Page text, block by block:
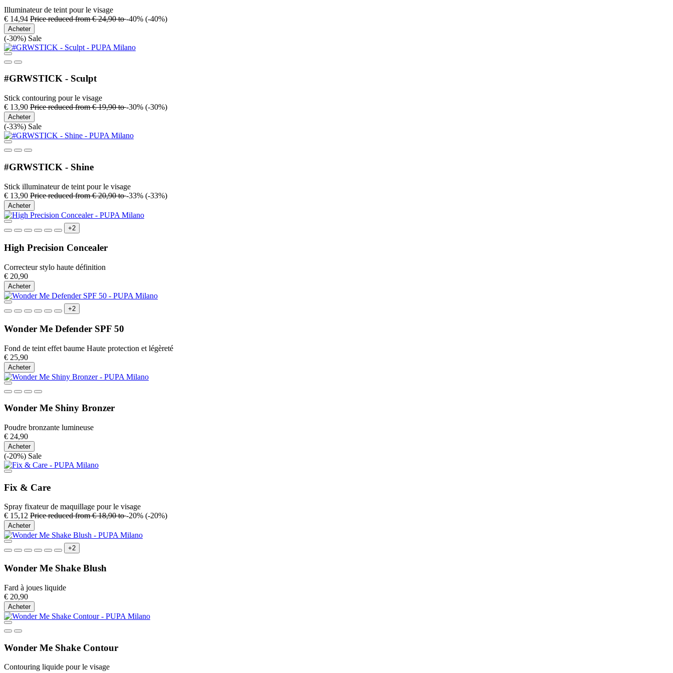
Illuminateur de teint pour le visage
€ 14,94 Price reduced from€ 24,90to-40% (-40%)
Acheter
(-30%) Sale
#GRWSTICK - Sculpt
Stick contouring pour le visage
€ 13,90 Price reduced from€ 19,90to-30% (-30%)
Acheter
(-33%) Sale
#GRWSTICK - Shine
Stick illuminateur de teint pour le visage
€ 13,90 Price reduced from€ 20,90to-33% (-33%)
Acheter
+2
High Precision Concealer
Correcteur stylo haute définition
€ 20,90
Acheter
+2
Wonder Me Defender SPF 50
Fond de teint effet baume Haute protection et légèreté
€ 25,90
Acheter
Wonder Me Shiny Bronzer
Poudre bronzante lumineuse
€ 24,90
Acheter
(-20%) Sale
Fix & Care
Spray fixateur de maquillage pour le visage
€ 15,12 Price reduced from€ 18,90to-20% (-20%)
Acheter
+2
Wonder Me Shake Blush
Fard à joues liquide
€ 20,90
Acheter
Wonder Me Shake Contour
Contouring liquide pour le visage